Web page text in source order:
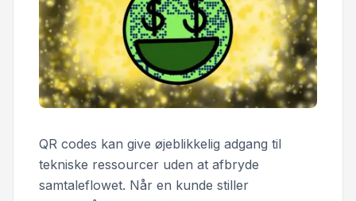
QR codes kan give øjeblikkelig adgang til
tekniske ressourcer uden at afbryde
samtaleflowet. Når en kunde stiller